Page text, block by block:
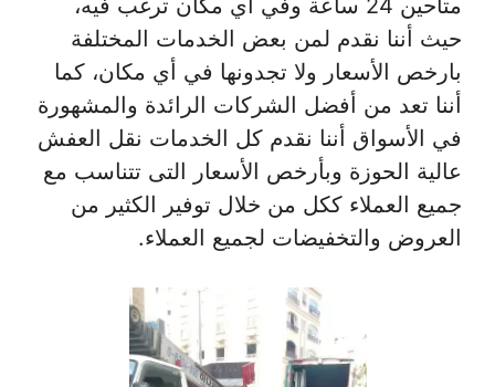
متاحين 24 ساعة وفي أي مكان ترغب فيه،
حيث أننا نقدم لمن بعض الخدمات المختلفة
بارخص الأسعار ولا تجدونها في أي مكان، كما
أننا تعد من أفضل الشركات الرائدة والمشهورة
في الأسواق أننا نقدم كل الخدمات نقل العفش
عالية الحوزة وبأرخص الأسعار التى تتناسب مع
جميع العملاء ككل من خلال توفير الكثير من
العروض والتخفيضات لجميع العملاء.